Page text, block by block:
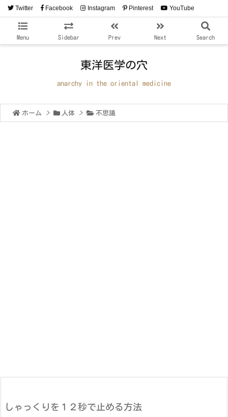
Menu Sidebar Prev Next Search
Twitter Facebook Instagram Pinterest YouTube
RSS
東洋医学の穴
anarchy in the oriental medicine
ホーム > 人体 > 不思議
しゃっくりを１２秒で止める方法